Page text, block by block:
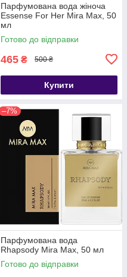
Парфумована вода жіноча
Essense For Her Mira Max, 50
мл
Готово до відправки
465 ₴ 500 ₴
Купити
–7%
Парфумована вода
Rhapsody Mira Max, 50 мл
Готово до відправки